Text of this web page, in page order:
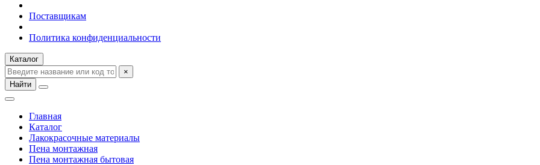
Поставщикам
Политика конфиденциальности
Каталог
×
Найти
Главная
Каталог
Лакокрасочные материалы
Пена монтажная
Пена монтажная бытовая